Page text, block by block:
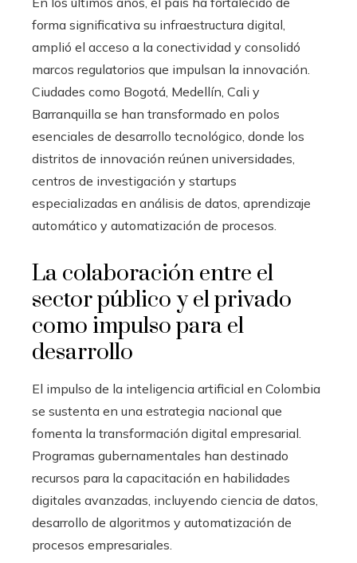
forma significativa su infraestructura digital,
amplió el acceso a la conectividad y consolidó
marcos regulatorios que impulsan la innovación.
Ciudades como Bogotá, Medellín, Cali y
Barranquilla se han transformado en polos
esenciales de desarrollo tecnológico, donde los
distritos de innovación reúnen universidades,
centros de investigación y startups
especializadas en análisis de datos, aprendizaje
automático y automatización de procesos.
La colaboración entre el
sector público y el privado
como impulso para el
desarrollo
El impulso de la inteligencia artificial en Colombia
se sustenta en una estrategia nacional que
fomenta la transformación digital empresarial.
Programas gubernamentales han destinado
recursos para la capacitación en habilidades
digitales avanzadas, incluyendo ciencia de datos,
desarrollo de algoritmos y automatización de
procesos empresariales.